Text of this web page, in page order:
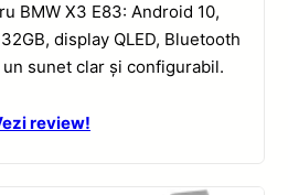
BMW X3 E83: Android 10,
display QLED, Bluetooth
un sunet clar și configurabil.
review!